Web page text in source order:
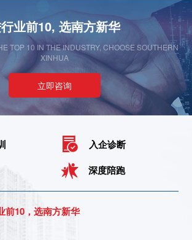
业前10, 选南方新华
TOP 10 IN THE INDUSTRY, CHOOSE SOUTHERN
XINHUA
立即咨询
入企诊断
深度陪跑
前10，选南方新华